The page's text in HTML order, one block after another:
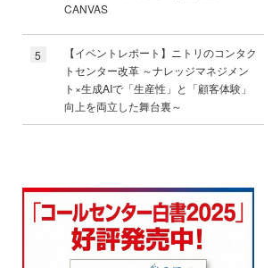
CANVAS
5
【イベントレポート】ニトリのコンタク
トセンター改革 ～ナレッジマネジメン
ト×生成AIで「生産性」と「顧客体験」
向上を両立した舞台裏～